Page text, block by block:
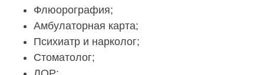
Флюорография;
Амбулаторная карта;
Психиатр и нарколог;
Стоматолог;